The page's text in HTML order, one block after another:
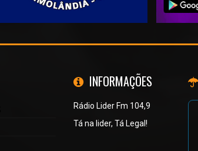
INFORMAÇÕES
Rádio Lider Fm 104,9
Tá na lider, Tá Legal!